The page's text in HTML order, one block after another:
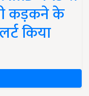
कड़कने के
किया